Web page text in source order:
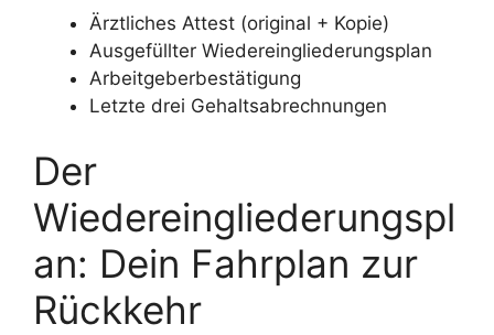
Ärztliches Attest (original + Kopie)
Ausgefüllter Wiedereingliederungsplan
Arbeitgeberbestätigung
Letzte drei Gehaltsabrechnungen
Der
Wiedereingliederungspl
an: Dein Fahrplan zur
Rückkehr